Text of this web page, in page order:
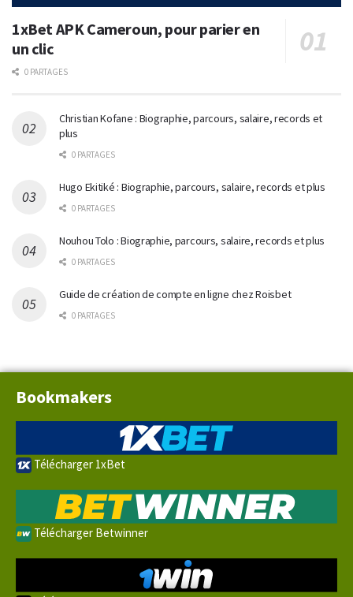
1xBet APK Cameroun, pour parier en
un clic
0 PARTAGES
Christian Kofane : Biographie, parcours, salaire, records et
plus
0 PARTAGES
Hugo Ekitiké : Biographie, parcours, salaire, records et plus
0 PARTAGES
Nouhou Tolo : Biographie, parcours, salaire, records et plus
0 PARTAGES
Guide de création de compte en ligne chez Roisbet
0 PARTAGES
Bookmakers
Télécharger 1xBet
Télécharger Betwinner